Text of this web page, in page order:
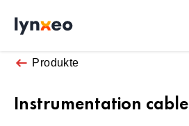
Produkte
Instrumentation